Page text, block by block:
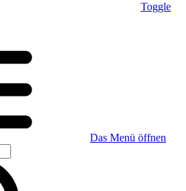
Toggle
Das Menü öffnen